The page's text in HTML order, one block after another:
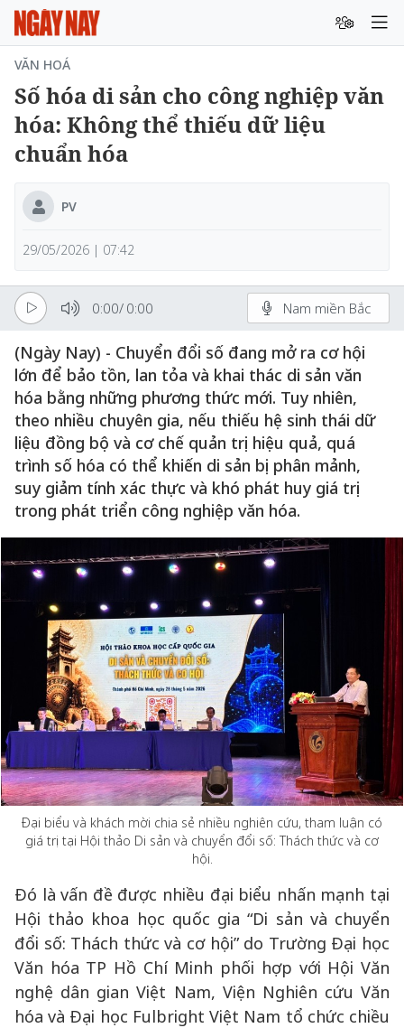
VĂN HOÁ
Số hóa di sản cho công nghiệp văn
hóa: Không thể thiếu dữ liệu
chuẩn hóa
PV
29/05/2026 | 07:42
0:00/ 0:00 Nam miền Bắc
(Ngày Nay) - Chuyển đổi số đang mở ra cơ hội
lớn để bảo tồn, lan tỏa và khai thác di sản văn
hóa bằng những phương thức mới. Tuy nhiên,
theo nhiều chuyên gia, nếu thiếu hệ sinh thái dữ
liệu đồng bộ và cơ chế quản trị hiệu quả, quá
trình số hóa có thể khiến di sản bị phân mảnh,
suy giảm tính xác thực và khó phát huy giá trị
trong phát triển công nghiệp văn hóa.
Đại biểu và khách mời chia sẻ nhiều nghiên cứu, tham luận có
giá trị tại Hội thảo Di sản và chuyển đổi số: Thách thức và cơ
hội.
Đó là vấn đề được nhiều đại biểu nhấn mạnh tại
Hội thảo khoa học quốc gia “Di sản và chuyển
đổi số: Thách thức và cơ hội” do Trường Đại học
Văn hóa TP Hồ Chí Minh phối hợp với Hội Văn
nghệ dân gian Việt Nam, Viện Nghiên cứu Văn
hóa và Đại học Fulbright Việt Nam tổ chức chiều